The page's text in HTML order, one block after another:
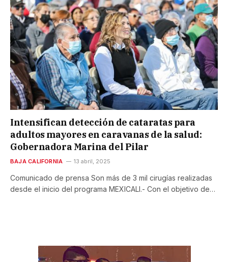
Intensifican detección de cataratas para
adultos mayores en caravanas de la salud:
Gobernadora Marina del Pilar
BAJA CALIFORNIA 13 abril, 2025
Comunicado de prensa Son más de 3 mil cirugías realizadas
desde el inicio del programa MEXICALI.- Con el objetivo de…